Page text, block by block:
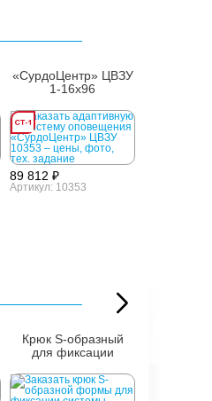
«СурдоЦентр» ЦВЗУ
1-16х96
89 812 ₽
Артикул: 10353
Крюк S-образный
для фиксации